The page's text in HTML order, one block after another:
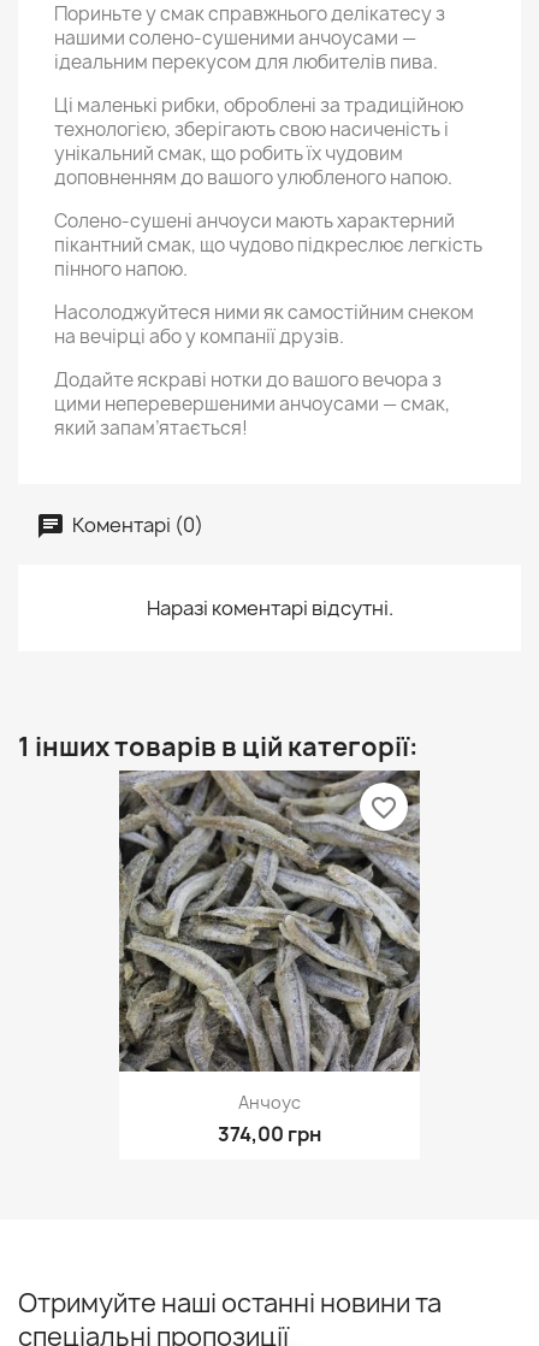
Пориньте у смак справжнього делікатесу з
нашими солено-сушеними анчоусами —
ідеальним перекусом для любителів пива.
Ці маленькі рибки, оброблені за традиційною
технологією, зберігають свою насиченість і
унікальний смак, що робить їх чудовим
доповненням до вашого улюбленого напою.
Солено-сушені анчоуси мають характерний
пікантний смак, що чудово підкреслює легкість
пінного напою.
Насолоджуйтеся ними як самостійним снеком
на вечірці або у компанії друзів.
Додайте яскраві нотки до вашого вечора з
цими неперевершеними анчоусами — смак,
який запам’ятається!
Коментарі (0)
Наразі коментарі відсутні.
1 інших товарів в цій категорії:
Анчоус
374,00 грн
favorite_border
Отримуйте наші останні новини та
спеціальні пропозиції